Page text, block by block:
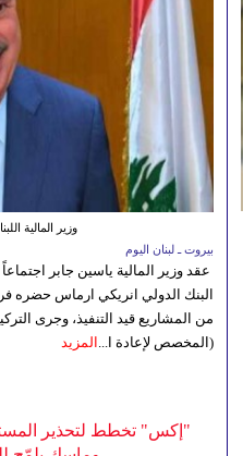
وزير المالية
بيروت ـ لبنان اليوم
عقد وزير المالية ياسين جابر
البنك الدولي انريكي ارماس حضره
(المخصص لإعادة ا... المزيد
"إكس" تخطط لتحذير